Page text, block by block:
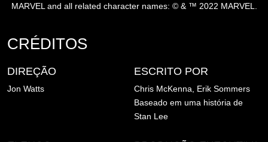
MARVEL and all related character names: © & ™ 2022 MARVEL.
CRÉDITOS
DIREÇÃO
Jon Watts
ESCRITO POR
Chris McKenna, Erik Sommers
Baseado em uma história de
Stan Lee